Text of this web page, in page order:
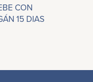
CON
15 DIAS